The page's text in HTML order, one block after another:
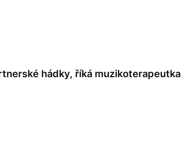
hádky, říká muzikoterapeutka